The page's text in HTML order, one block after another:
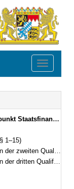
Toggle
(GVBl. S. 579) BayRS 2038-3-5-6-F (§§ 1–61)
1–15)
(§§ 16–19)
(§§ 20–23)